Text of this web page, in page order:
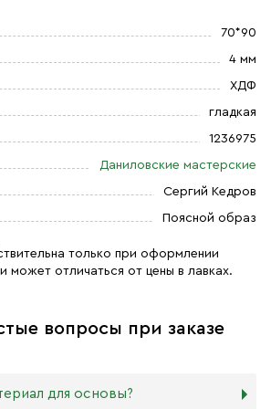
70*90
4 мм
ХДФ
гладкая
1236975
Даниловские мастерские
Сергий Кедров
Поясной образ
только при оформлении
может отличаться от цены в лавках.
вопросы при заказе
для основы?